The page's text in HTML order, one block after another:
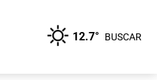
12.7° BUSCAR